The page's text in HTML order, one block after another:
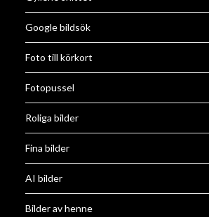
Google bildsök
Foto till körkort
Fotopussel
Roliga bilder
Fina bilder
AI bilder
Bilder av henne